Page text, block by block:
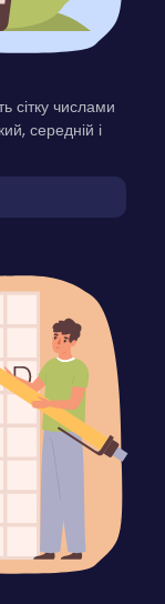
сітку числами
середній і